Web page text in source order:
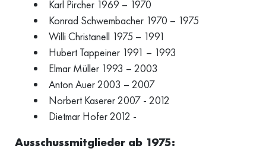
Karl Pircher 1969 – 1970
Konrad Schwembacher 1970 – 1975
Willi Christanell 1975 – 1991
Hubert Tappeiner 1991 – 1993
Elmar Müller 1993 – 2003
Anton Auer 2003 – 2007
Norbert Kaserer 2007 - 2012
Dietmar Hofer 2012 -
Ausschussmitglieder ab 1975: